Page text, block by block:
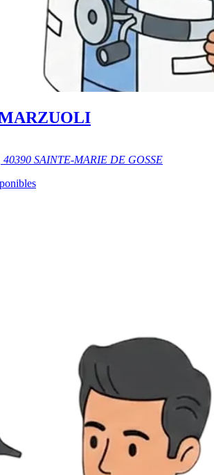
40390 SAINTE-MARIE DE GOSSE